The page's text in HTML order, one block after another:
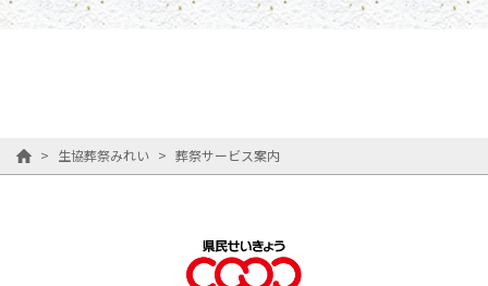
> 生協葬祭みれい > 葬祭サービス案内